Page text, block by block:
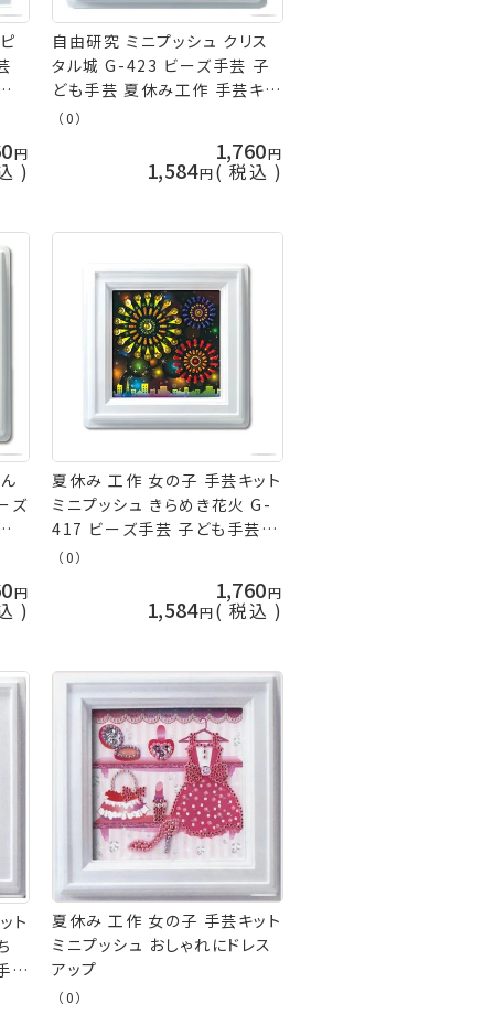
自由研究 ミニプッシュ クリス
タル城 G-423 ビーズ手芸 子
ども手芸 夏休み工作 手芸キッ
ト nsk 手芸の山久
（0）
1,760
1,584 税込
ズ
夏休み 工作 女の子 手芸キット
ミニプッシュ きらめき花火 G-
417 ビーズ手芸 子ども手芸
夏休み工作 手芸キット
（0）
1,760
1,584 税込
ト
芸
夏休み 工作 女の子 手芸キット
ミニプッシュ おしゃれにドレス
アップ
（0）